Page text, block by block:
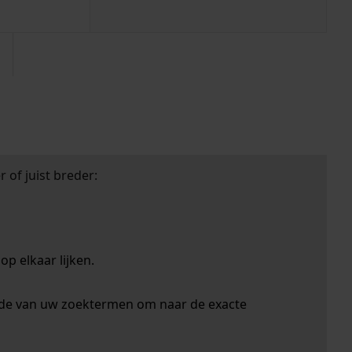
of juist breder:
elkaar lijken.
van uw zoektermen om naar de exacte